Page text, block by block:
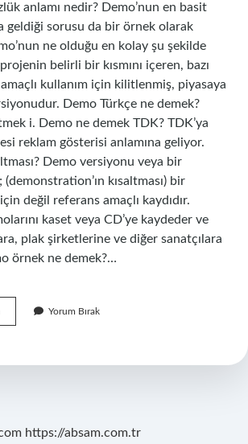
anlamı nedir? Demo’nun en basit
geldiği sorusu da bir örnek olarak
ne olduğu en kolay şu şekilde
belirli bir kısmını içeren, bazı
amaçlı kullanım için kilitlenmiş, piyasaya
Demo Türkçe ne demek?
i. Demo ne demek TDK? TDK’ya
reklam gösterisi anlamına geliyor.
Demo versiyonu veya bir
(demonstration’ın kısaltması) bir
için değil referans amaçlı kaydıdır.
kaset veya CD’ye kaydeder ve
plak şirketlerine ve diğer sanatçılara
örnek ne demek?…
Yorum Bırak
https://absam.com.tr